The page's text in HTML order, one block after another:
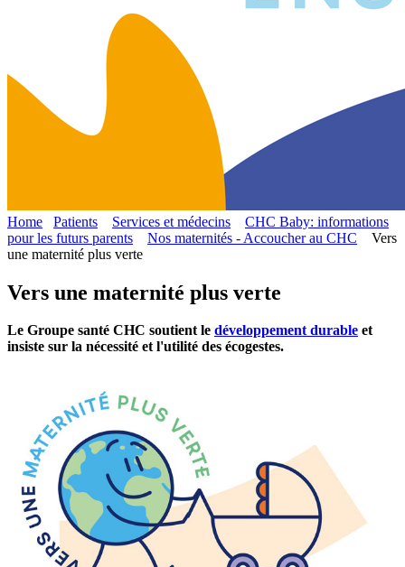
Home Patients Services et médecins
CHC Baby: informations
pour les futurs parents
Nos maternités - Accoucher au CHC
Vers
une maternité plus verte
Vers une maternité plus verte
Le Groupe santé CHC soutient le développement durable et
insiste sur la nécessité et l'utilité des écogestes.